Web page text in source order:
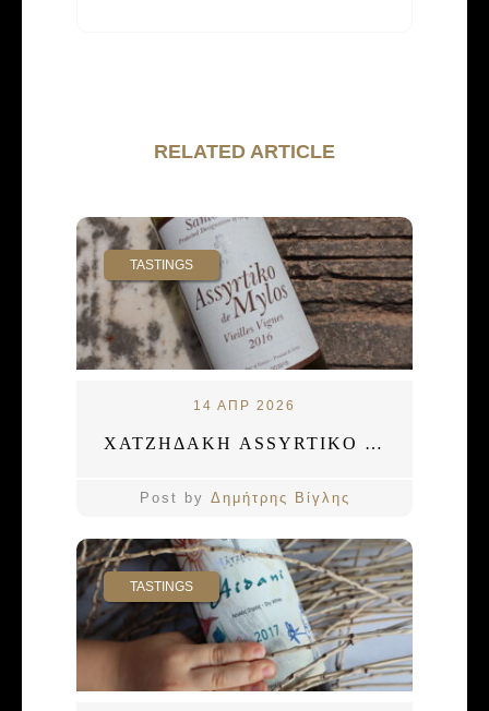
RELATED ARTICLE
TASTINGS
14 ΑΠΡ 2026
ΧΑΤΖΗΔΑΚΗ ASSYRTIKO DE MYLOS 2016
Post by Δημήτρης Βίγλης
TASTINGS